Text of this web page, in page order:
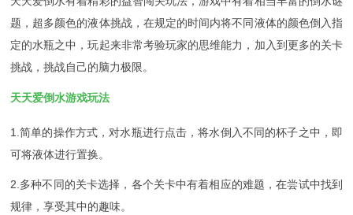
题，超多颜色的液体挑战，在规定的时间内将不同液体的颜色倒入指
定的水瓶之中，玩起来非常考验玩家的思维能力，加入到更多的关卡
挑战，挑战自己的脑力极限。
天天爱倒水游戏玩法
1.简单的操作方式，对水瓶进行点击，将水倒入不同的杯子之中，即
可将液体进行置换。
2.多种不同的关卡选择，各个关卡中有着相应的难题，在尝试中找到
规律，享受其中的趣味。